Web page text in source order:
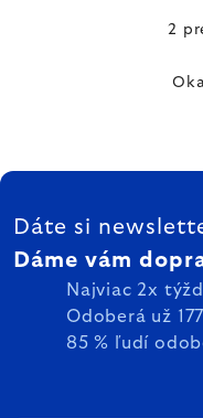
2
ZÁPÄTIE
Dáte si
Dáme vám
Najviac 2x
Odoberá už
85 % ľudí